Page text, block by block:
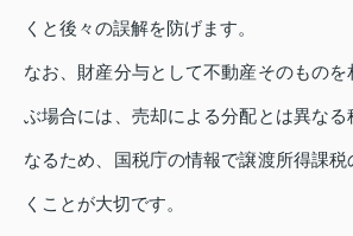
くと後々の誤解を防げます。
なお、財産分与として不動産そのもの
ぶ場合には、売却による分配とは異なる
なるため、国税庁の情報で譲渡所得課
くことが大切です。